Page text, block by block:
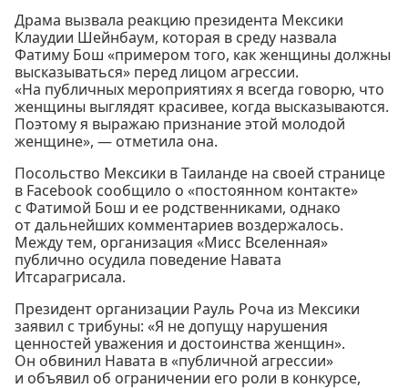
Драма вызвала реакцию президента Мексики
Клаудии Шейнбаум, которая в среду назвала
Фатиму Бош «примером того, как женщины должны
высказываться» перед лицом агрессии.
«На публичных мероприятиях я всегда говорю, что
женщины выглядят красивее, когда высказываются.
Поэтому я выражаю признание этой молодой
женщине», — отметила она.
Посольство Мексики в Таиланде на своей странице
в Facebook сообщило о «постоянном контакте»
с Фатимой Бош и ее родственниками, однако
от дальнейших комментариев воздержалось.
Между тем, организация «Мисс Вселенная»
публично осудила поведение Навата
Итсарагрисала.
Президент организации Рауль Роча из Мексики
заявил с трибуны: «Я не допущу нарушения
ценностей уважения и достоинства женщин».
Он обвинил Навата в «публичной агрессии»
и объявил об ограничении его роли в конкурсе,